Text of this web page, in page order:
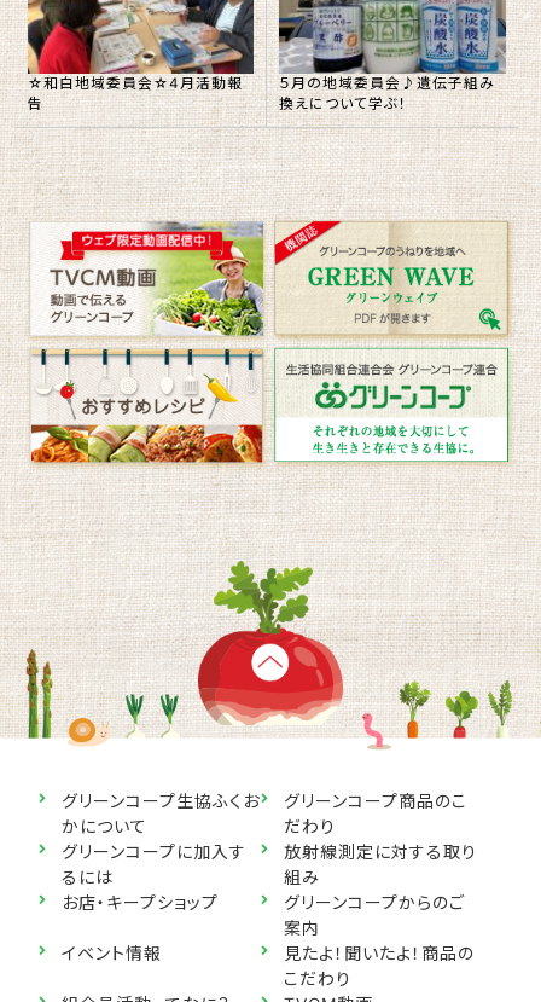
☆和白地域委員会☆4月活動報
告
５月の地域委員会♪遺伝子組み
換えについて学ぶ！
グリーンコープ生協ふくお
かについて
グリーンコープ商品のこ
だわり
グリーンコープに加入す
るには
放射線測定に対する取り
組み
お店・キープショップ
グリーンコープからのご
案内
イベント情報
見たよ！聞いたよ！商品の
こだわり